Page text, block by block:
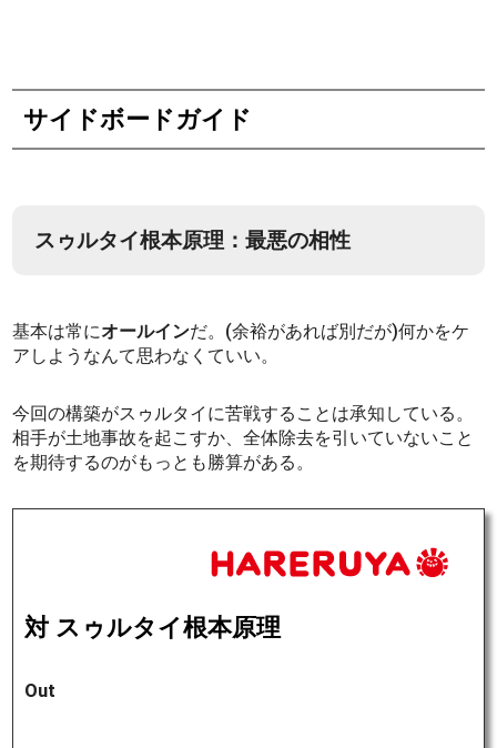
サイドボードガイド
スゥルタイ根本原理：最悪の相性
基本は常にオールインだ。(余裕があれば別だが)何かをケ
アしようなんて思わなくていい。
今回の構築がスゥルタイに苦戦することは承知している。
相手が土地事故を起こすか、全体除去を引いていないこと
を期待するのがもっとも勝算がある。
対 スゥルタイ根本原理
Out